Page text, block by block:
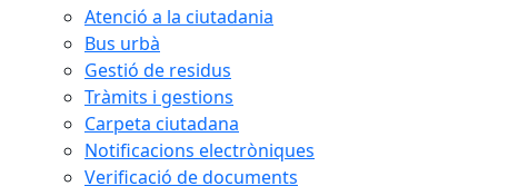
Atenció a la ciutadania
Bus urbà
Gestió de residus
Tràmits i gestions
Carpeta ciutadana
Notificacions electròniques
Verificació de documents